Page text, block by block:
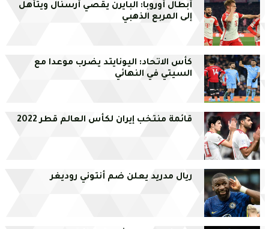
أبطال أوروبا: البايرن يقصي أرسنال ويتأهل
إلى المربع الذهبي
كأس الاتحاد: اليونايتد يضرب موعدا مع
السيتي في النهائي
قائمة منتخب إيران لكأس العالم قطر 2022
ريال مدريد يعلن ضم أنتوني روديغر